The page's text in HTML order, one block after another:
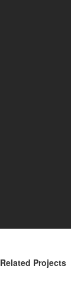
Related Projects